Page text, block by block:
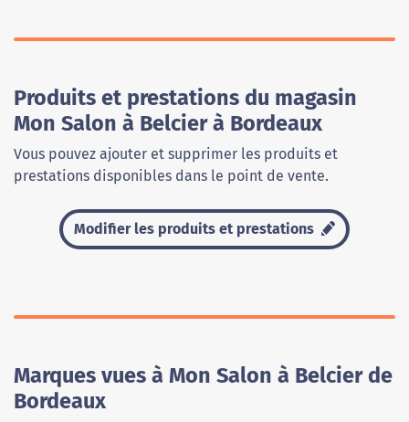
Produits et prestations du magasin
Mon Salon à Belcier à Bordeaux
Vous pouvez ajouter et supprimer les produits et
prestations disponibles dans le point de vente.
Modifier les produits et prestations
Marques vues à Mon Salon à Belcier de
Bordeaux